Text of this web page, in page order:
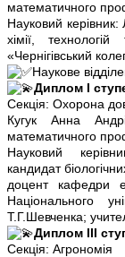
математичного
Науковий
хімії,
«Чернігівський
Наукове
Диплом І
Секція: Охорона
Кугук Анна
математичного
Науковий
кандидат
доцент кафедри
Національного
Т.Г.Шевченка;
Диплом ІІІ
Секція: Агрономія